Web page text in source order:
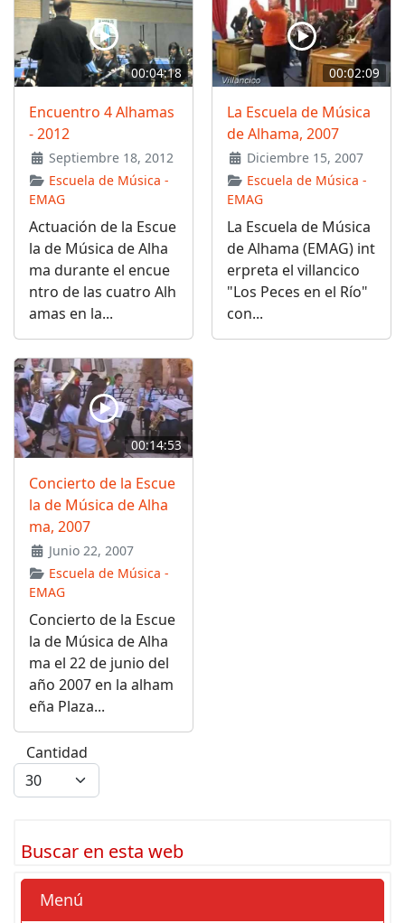
00:04:18
Encuentro 4 Alhamas
- 2012
Septiembre 18, 2012
Escuela de Música -
EMAG
Actuación de la Escue
la de Música de Alha
ma durante el encue
ntro de las cuatro Alh
amas en la...
00:02:09
La Escuela de Música
de Alhama, 2007
Diciembre 15, 2007
Escuela de Música -
EMAG
La Escuela de Música
de Alhama (EMAG) int
erpreta el villancico
"Los Peces en el Río"
con...
00:14:53
Concierto de la Escue
la de Música de Alha
ma, 2007
Junio 22, 2007
Escuela de Música -
EMAG
Concierto de la Escue
la de Música de Alha
ma el 22 de junio del
año 2007 en la alham
eña Plaza...
Cantidad
Buscar en esta web
Menú